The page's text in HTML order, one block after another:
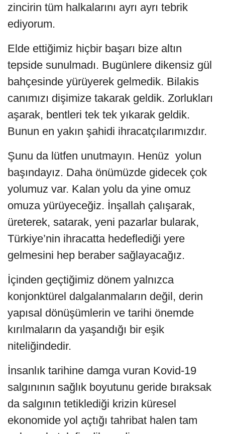
zincirin tüm halkalarını ayrı ayrı tebrik
ediyorum.
Elde ettiğimiz hiçbir başarı bize altın
tepside sunulmadı. Bugünlere dikensiz gül
bahçesinde yürüyerek gelmedik. Bilakis
canımızı dişimize takarak geldik. Zorlukları
aşarak, bentleri tek tek yıkarak geldik.
Bunun en yakın şahidi ihracatçılarımızdır.
Şunu da lütfen unutmayın. Henüz yolun
başındayız. Daha önümüzde gidecek çok
yolumuz var. Kalan yolu da yine omuz
omuza yürüyeceğiz. İnşallah çalışarak,
üreterek, satarak, yeni pazarlar bularak,
Türkiye’nin ihracatta hedeflediği yere
gelmesini hep beraber sağlayacağız.
İçinden geçtiğimiz dönem yalnızca
konjonktürel dalgalanmaların değil, derin
yapısal dönüşümlerin ve tarihi önemde
kırılmaların da yaşandığı bir eşik
niteliğindedir.
İnsanlık tarihine damga vuran Kovid-19
salgınının sağlık boyutunu geride bıraksak
da salgının tetiklediği krizin küresel
ekonomide yol açtığı tahribat halen tam